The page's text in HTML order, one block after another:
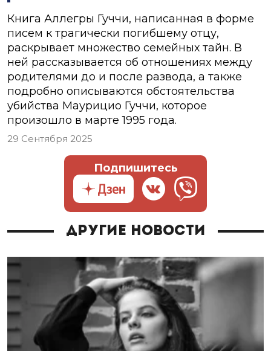
Книга Аллегры Гуччи, написанная в форме
писем к трагически погибшему отцу,
раскрывает множество семейных тайн. В
ней рассказывается об отношениях между
родителями до и после развода, а также
подробно описываются обстоятельства
убийства Маурицио Гуччи, которое
произошло в марте 1995 года.
29 Сентября 2025
Подпишитесь
Другие новости